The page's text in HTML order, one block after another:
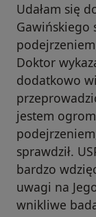
Udałam się
Gawińskiego
Doktor
dodatkowo
jestem
sprawdził.
bardzo
uwagi na
wnikliwe